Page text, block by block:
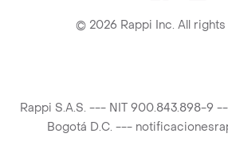
© 2026 Rappi Inc. All
Rappi S.A.S. --- NIT 900.843.898-9
Bogotá D.C. ---